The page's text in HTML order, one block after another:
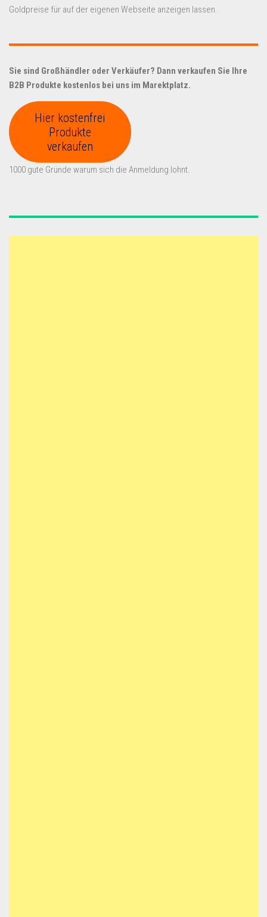
Goldpreise für auf der eigenen Webseite anzeigen lassen.
Sie sind Großhändler oder Verkäufer? Dann verkaufen Sie Ihre
B2B Produkte kostenlos bei uns im Marektplatz.
Hier kostenfrei
Produkte
verkaufen
1000 gute Gründe warum sich die Anmeldung lohnt.